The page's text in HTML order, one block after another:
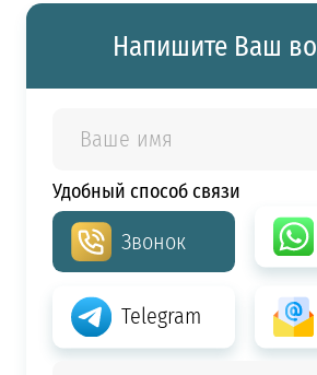
Напишите Ваш
Удобный способ связи
Звонок
Telegram